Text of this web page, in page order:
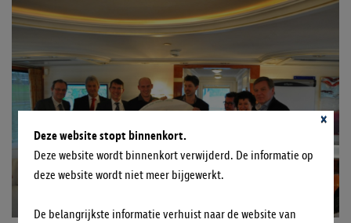
Deze website stopt binnenkort.
Deze website wordt binnenkort verwijderd. De informatie op
deze website wordt niet meer bijgewerkt.
De belangrijkste informatie verhuist naar de website van
×